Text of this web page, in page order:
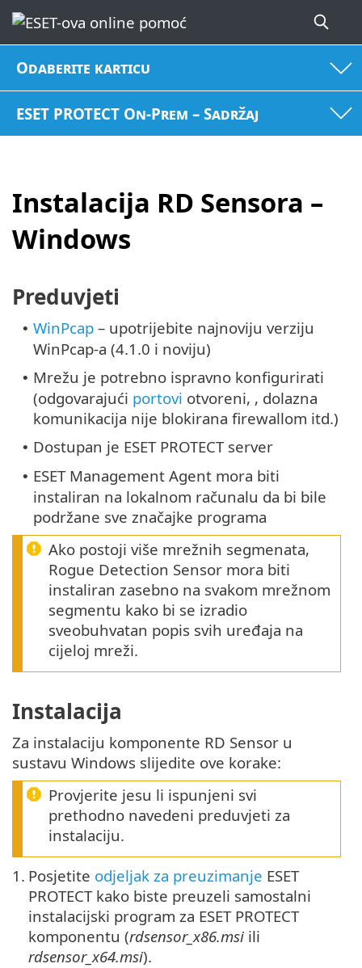
Odaberite karticu
ESET PROTECT On-Prem – Sadržaj
Instalacija RD Sensora –
Windows
Preduvjeti
• WinPcap – upotrijebite najnoviju verziju
WinPcap-a (4.1.0 i noviju)
• Mrežu je potrebno ispravno konfigurirati
(odgovarajući portovi otvoreni, , dolazna
komunikacija nije blokirana firewallom itd.)
• Dostupan je ESET PROTECT server
• ESET Management Agent mora biti
instaliran na lokalnom računalu da bi bile
podržane sve značajke programa
Ako postoji više mrežnih segmenata,
Rogue Detection Sensor mora biti
instaliran zasebno na svakom mrežnom
segmentu kako bi se izradio
sveobuhvatan popis svih uređaja na
cijeloj mreži.
Instalacija
Za instalaciju komponente RD Sensor u
sustavu Windows slijedite ove korake:
Provjerite jesu li ispunjeni svi
prethodno navedeni preduvjeti za
instalaciju.
1. Posjetite odjeljak za preuzimanje ESET
PROTECT kako biste preuzeli samostalni
instalacijski program za ESET PROTECT
komponentu (rdsensor_x86.msi ili
rdsensor_x64.msi).